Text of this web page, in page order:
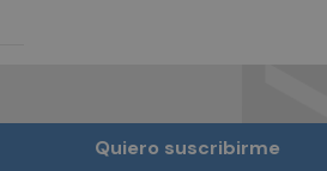
Quiero suscribirme